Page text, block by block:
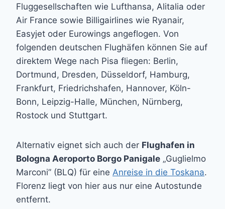
Fluggesellschaften wie Lufthansa, Alitalia oder
Air France sowie Billigairlines wie Ryanair,
Easyjet oder Eurowings angeflogen. Von
folgenden deutschen Flughäfen können Sie auf
direktem Wege nach Pisa fliegen: Berlin,
Dortmund, Dresden, Düsseldorf, Hamburg,
Frankfurt, Friedrichshafen, Hannover, Köln-
Bonn, Leipzig-Halle, München, Nürnberg,
Rostock und Stuttgart.
Alternativ eignet sich auch der Flughafen in
Bologna Aeroporto Borgo Panigale „Guglielmo
Marconi” (BLQ) für eine Anreise in die Toskana.
Florenz liegt von hier aus nur eine Autostunde
entfernt.